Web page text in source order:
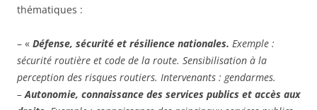
thématiques :
– « Défense, sécurité et résilience nationales. Exemple :
sécurité routière et code de la route. Sensibilisation à la
perception des risques routiers. Intervenants : gendarmes.
–Autonomie, connaissance des services publics et accès aux